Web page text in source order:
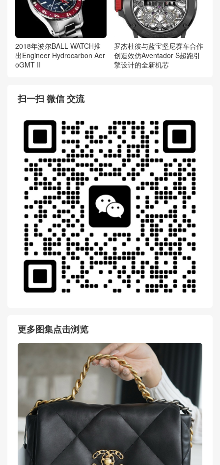
2018年波尔BALL WATCH推
出Engineer Hydrocarbon Aer
oGMT II
罗杰杜彼与蓝宝坚尼赛车合作
创造效仿Aventador S超跑引
擎设计的全新机芯
扫一扫 微信 交流
更多图集点击浏览